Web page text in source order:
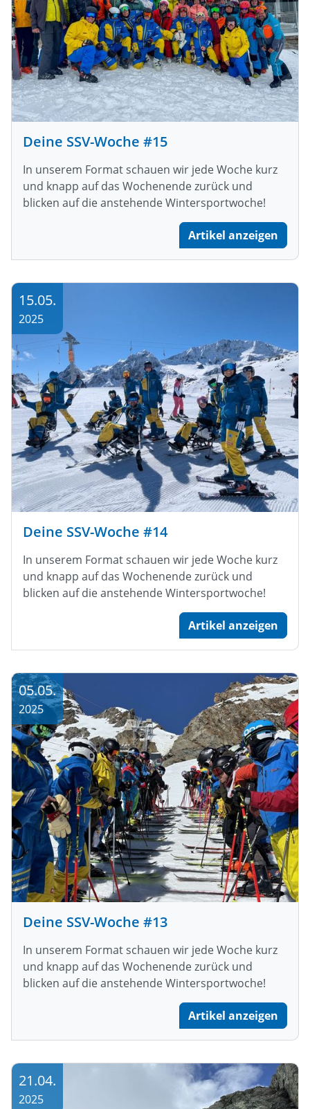
Deine SSV-Woche #15
In unserem Format schauen wir jede Woche kurz
und knapp auf das Wochenende zurück und
blicken auf die anstehende Wintersportwoche!
Artikel anzeigen
Deine SSV-Woche #14
In unserem Format schauen wir jede Woche kurz
und knapp auf das Wochenende zurück und
blicken auf die anstehende Wintersportwoche!
Artikel anzeigen
15.05.
2025
Deine SSV-Woche #13
In unserem Format schauen wir jede Woche kurz
und knapp auf das Wochenende zurück und
blicken auf die anstehende Wintersportwoche!
Artikel anzeigen
05.05.
2025
21.04.
2025